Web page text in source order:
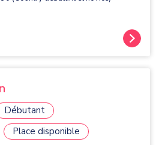
Débutant
Place disponible